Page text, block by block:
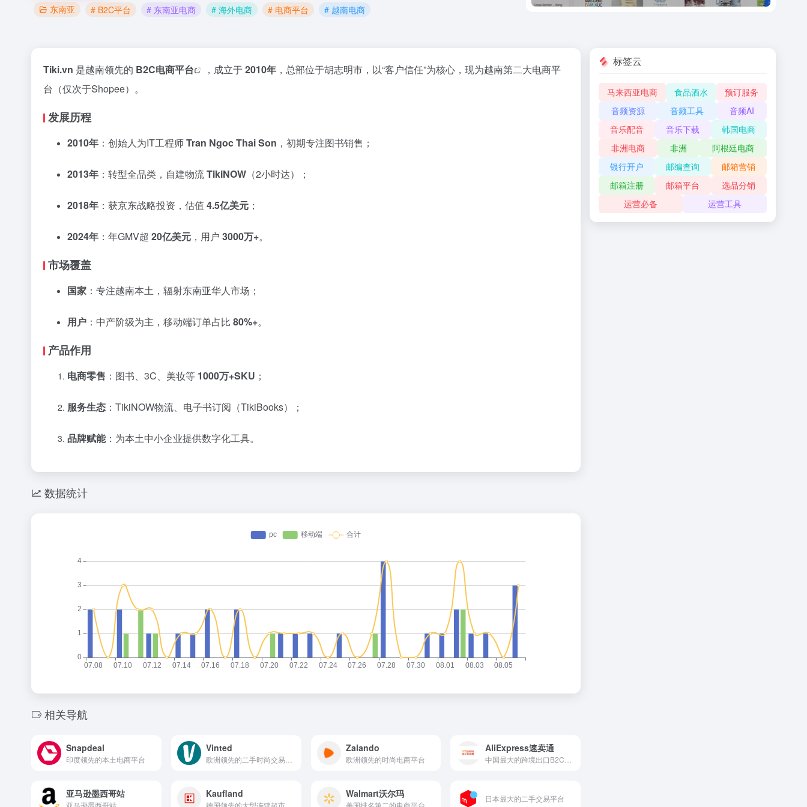
东南亚 # B2C平台 # 东南亚电商 # 海外电商 # 电商平台 # 越南电商
Tiki.vn 是越南领先的 B2C电商平台 ，成立于2010年 ，总部位于胡志明市，以“客户信任”为核心，现为越南第二大电商平
台（仅次于Shopee）。
发展历程
2010年 ：创始人为IT工程师Tran Ngoc Thai Son ，初期专注图书销售；
2013年 ：转型全品类，自建物流TikiNOW （2小时达）；
2018年 ：获京东战略投资，估值 4.5亿美元 ；
2024年 ：年GMV超 20亿美元 ，用户 3000万+。
市场覆盖
国家 ：专注越南本土，辐射东南亚华人市场；
用户 ：中产阶级为主，移动端订单占比 80%+。
产品作用
电商零售 ：图书、3C、美妆等 1000万+SKU ；
服务生态 ：TikiNOW物流、电子书订阅（TikiBooks）；
品牌赋能：为本土中小企业提供数字化工具。
数据统计
相关导航
Snapdeal
印度领先的本土电商平台
Vinted Zalando
欧洲领先的时尚电商平台
AliExpress速卖通
亚马逊墨西哥站
亚马逊墨西哥站
Kaufland
德国领先的大型连锁超市
Walmart沃尔玛
美国排名第二的电商平台
日本最大的二手交易平台
标签云
马来西亚电商 食品酒水
预订服务
音频资源
音频工具
音频AI
音乐配音
音乐下载
韩国电商
非洲电商
非洲
阿根廷电商
银行开户
邮编查询
邮箱营销
邮箱注册
邮箱平台
选品分销
运营必备
运营工具